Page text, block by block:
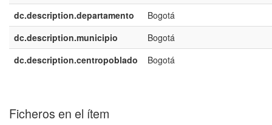
dc.description.departamento
Bogotá
dc.description.municipio
Bogotá
dc.description.centropoblado
Bogotá
Ficheros en el ítem